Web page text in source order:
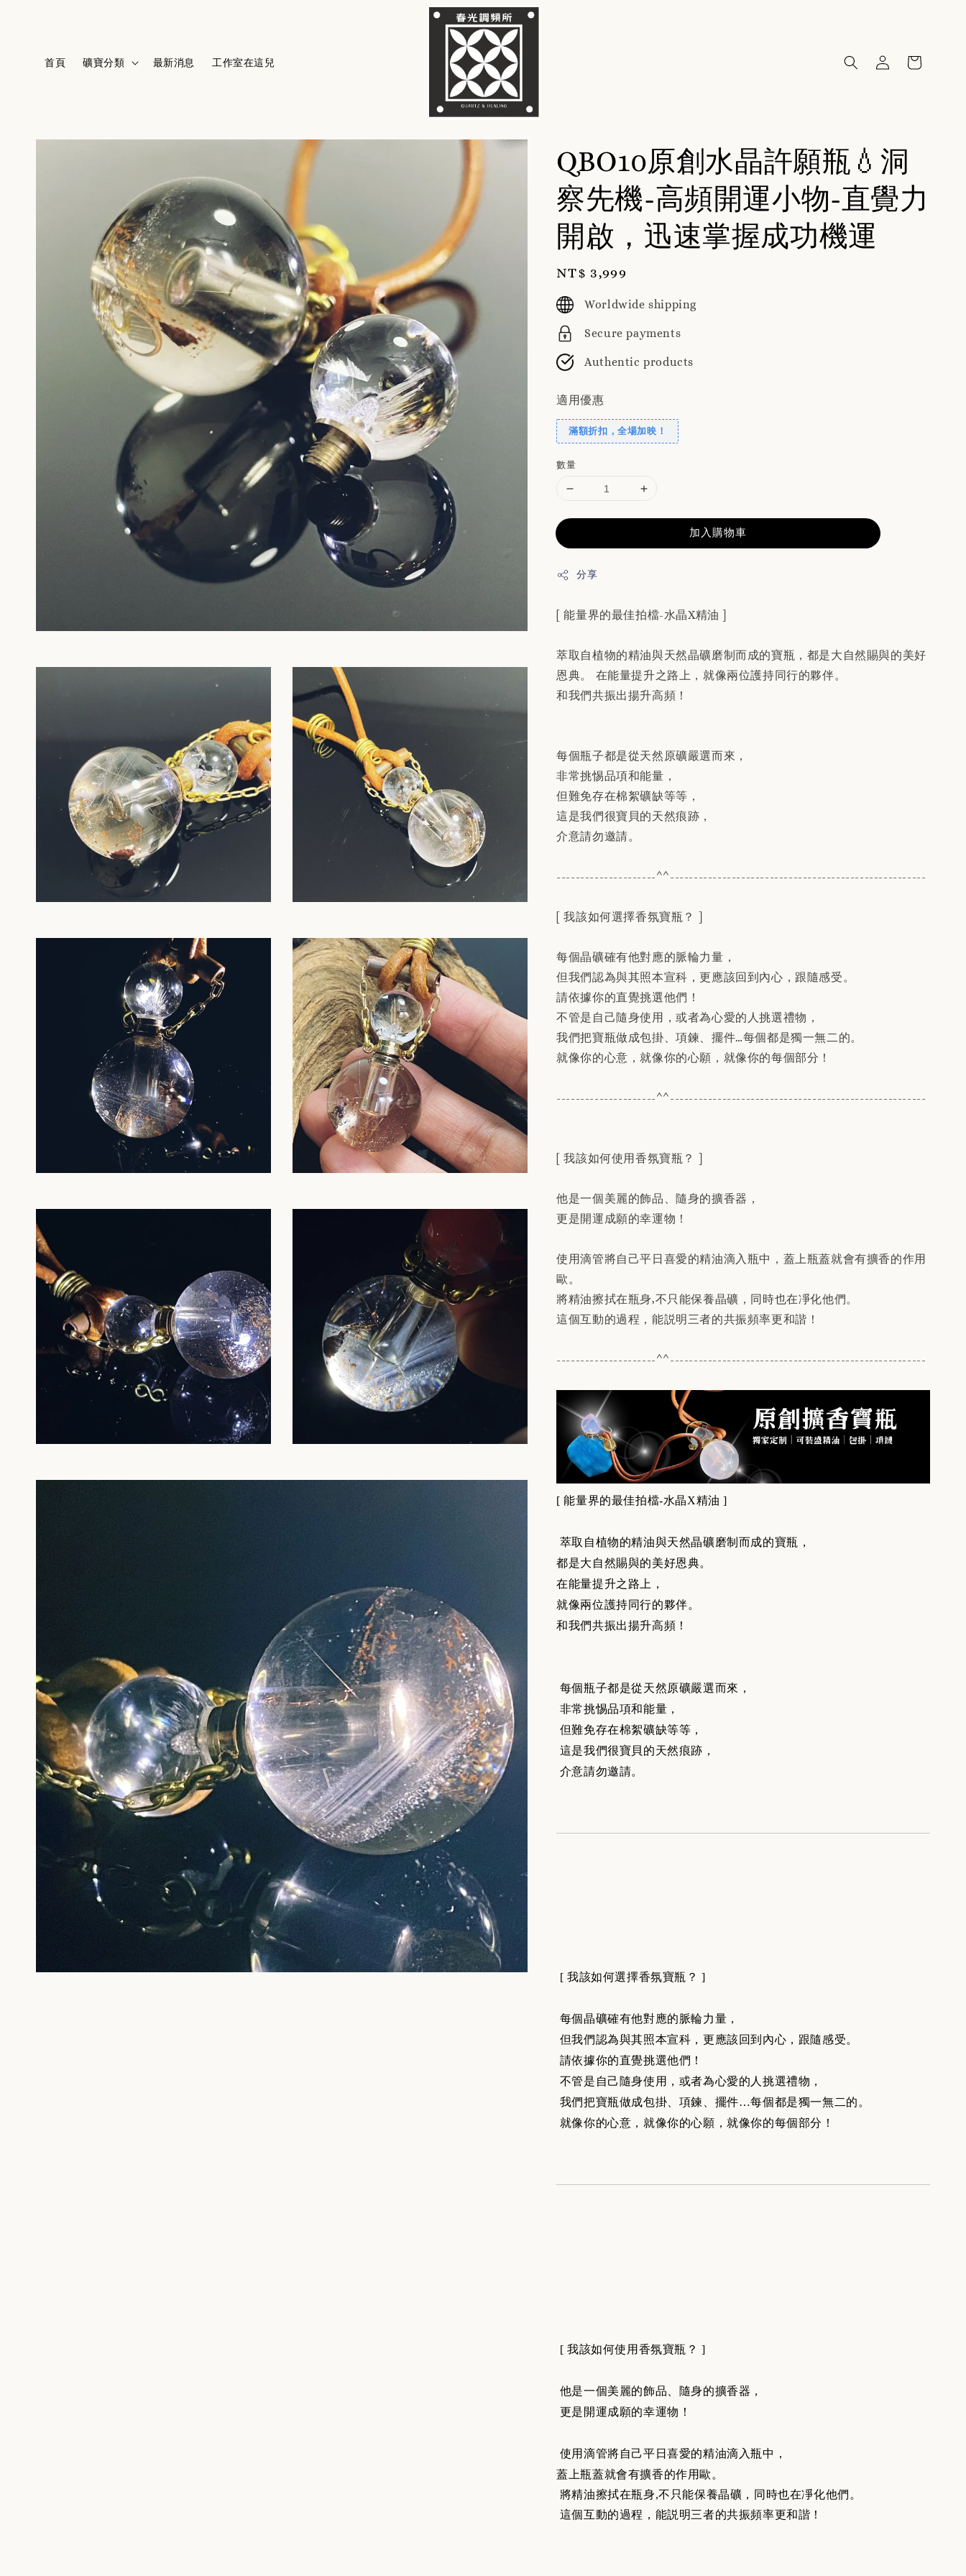
首頁 礦寶分類 最新消息 工作室在這兒
QBO10原創水晶許願瓶💧洞
察先機-高頻開運小物-直覺力
開啟，迅速掌握成功機運
Regular
price
NT$ 3,999
Worldwide shipping
Secure payments
Authentic products
適用優惠
滿額折扣，全場加映！
數量
加入購物車
分享
[ 能量界的最佳拍檔-水晶X精油 ]
萃取自植物的精油與天然晶礦磨制而成的寶瓶，都是大自然賜與的美好
恩典。 在能量提升之路上，就像兩位護持同行的夥伴。
和我們共振出揚升高頻！
每個瓶子都是從天然原礦嚴選而來，
非常挑惕品項和能量，
但難免存在棉絮礦缺等等，
這是我們很寶貝的天然痕跡，
介意請勿邀請。
---------------------^^------------------------------------------------------
[ 我該如何選擇香氛寶瓶？ ]
每個晶礦確有他對應的脈輪力量，
但我們認為與其照本宣科，更應該回到內心，跟隨感受。
請依據你的直覺挑選他們！
不管是自己隨身使用，或者為心愛的人挑選禮物，
我們把寶瓶做成包掛、項鍊、擺件…每個都是獨一無二的。
就像你的心意，就像你的心願，就像你的每個部分！
---------------------^^------------------------------------------------------
[ 我該如何使用香氛寶瓶？ ]
他是一個美麗的飾品、隨身的擴香器，
更是開運成願的幸運物！
使用滴管將自己平日喜愛的精油滴入瓶中，蓋上瓶蓋就會有擴香的作用
歐。
將精油擦拭在瓶身,不只能保養晶礦，同時也在凈化他們。
這個互動的過程，能説明三者的共振頻率更和諧！
---------------------^^------------------------------------------------------
[能量界的最佳拍檔-水晶X精油 ]
萃取自植物的精油與天然晶礦磨制而成的寶瓶，
都是大自然賜與的美好恩典。
在能量提升之路上，
就像兩位護持同行的夥伴。
和我們共振出揚升高頻！
每個瓶子都是從天然原礦嚴選而來，
非常挑惕品項和能量，
但難免存在棉絮礦缺等等，
這是我們很寶貝的天然痕跡，
介意請勿邀請。
[ 我該如何選擇香氛寶瓶？ ]
每個晶礦確有他對應的脈輪力量，
但我們認為與其照本宣科，更應該回到內心，跟隨感受。
請依據你的直覺挑選他們！
不管是自己隨身使用，或者為心愛的人挑選禮物，
我們把寶瓶做成包掛、項鍊、擺件…每個都是獨一無二的。
就像你的心意，就像你的心願，就像你的每個部分！
[ 我該如何使用香氛寶瓶？ ]
他是一個美麗的飾品、隨身的擴香器，
更是開運成願的幸運物！
使用滴管將自己平日喜愛的精油滴入瓶中，
蓋上瓶蓋就會有擴香的作用歐。
將精油擦拭在瓶身,不只能保養晶礦，同時也在凈化他們。
這個互動的過程，能説明三者的共振頻率更和諧！